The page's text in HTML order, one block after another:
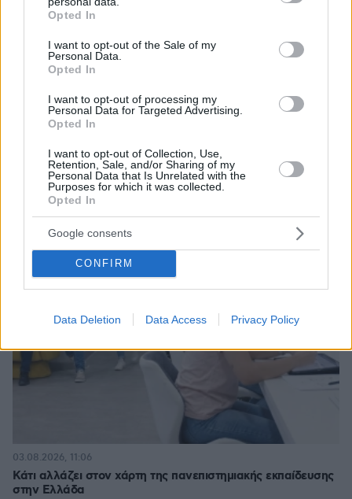
grant or deny consent to Google and its third-party tags to
use your data for below specified purposes in below Google
consent section.
Opted In
I want to opt-out of the Sale of my
Personal Data.
Opted In
I want to opt-out of processing my
Personal Data for Targeted Advertising.
Opted In
I want to opt-out of Collection, Use,
Retention, Sale, and/or Sharing of my
Personal Data that Is Unrelated with the
Purposes for which it was collected.
Opted In
Google consents
CONFIRM
Data Deletion Data Access Privacy Policy
Thema Insights
Κάτι αλλάζει στον χάρτη της πανεπιστημιακής εκπαίδευσης
στην Ελλάδα
03.08.2026, 11:06
Δείτε όλες τις τελευταίες
από την Ελλάδα
και τον Κόσμο, τη στιγμή που συμβαίνουν, στο
Protothema.gr